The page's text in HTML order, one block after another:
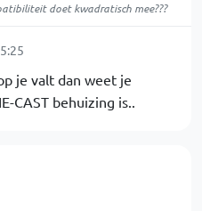
doet kwadratisch mee???
je valt dan weet je
CAST behuizing is..